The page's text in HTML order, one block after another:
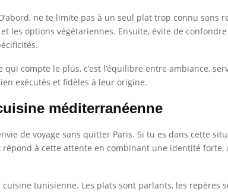
ne te limite pas à un seul plat trop connu sans
les options végétariennes. Ensuite, évite de
compte le plus, c’est l’équilibre entre ambiance,
exécutés et fidèles à leur origine.
méditerranéenne
de voyage sans quitter Paris. Si tu es dans cette
à cette attente en combinant une identité forte,
tunisienne. Les plats sont parlants, les repères